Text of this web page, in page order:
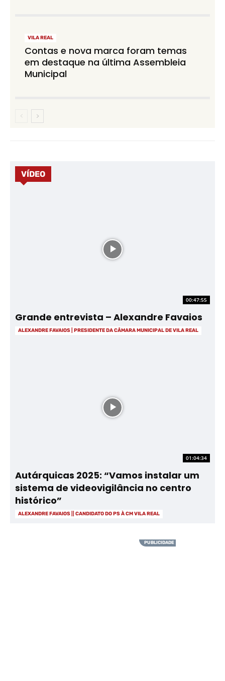
VILA REAL
Contas e nova marca foram temas
em destaque na última Assembleia
Municipal
VÍDEO
00:47:55
Grande entrevista – Alexandre Favaios
ALEXANDRE FAVAIOS | PRESIDENTE DA CÂMARA MUNICIPAL DE VILA REAL
01:04:34
Autárquicas 2025: “Vamos instalar um
sistema de videovigilância no centro
histórico”
ALEXANDRE FAVAIOS || CANDIDATO DO PS À CM VILA REAL